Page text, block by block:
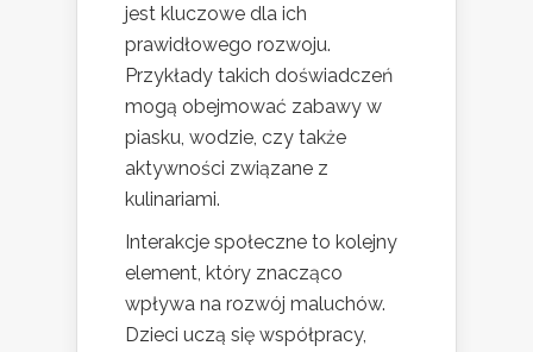
jest kluczowe dla ich
prawidłowego rozwoju.
Przykłady takich doświadczeń
mogą obejmować zabawy w
piasku, wodzie, czy także
aktywności związane z
kulinariami.
Interakcje społeczne to kolejny
element, który znacząco
wpływa na rozwój maluchów.
Dzieci uczą się współpracy,